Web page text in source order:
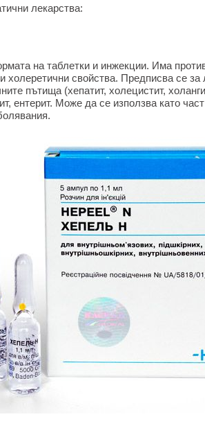
лекарства:
на таблетки и инжекции. Има
холеретични свойства. Предписва се
пътища (хепатит, холецистит,
ентерит. Може да се използва като